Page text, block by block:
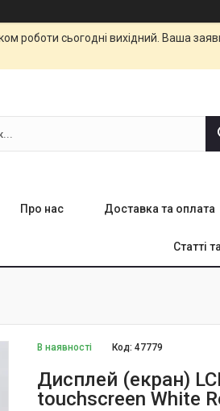
роботи сьогодні вихідний. Ваша
Про нас Доставка та оплата
Статті
В наявності Код:47779
Дисплей (екран)
touchscreen White